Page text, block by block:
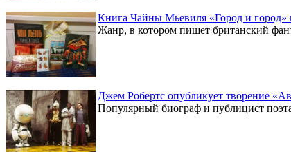
Книга Чайны Мьевиля «Город и город»
Жанр, в котором пишет британский
Джем Робертс опубликует творение
Популярный биограф и публицист